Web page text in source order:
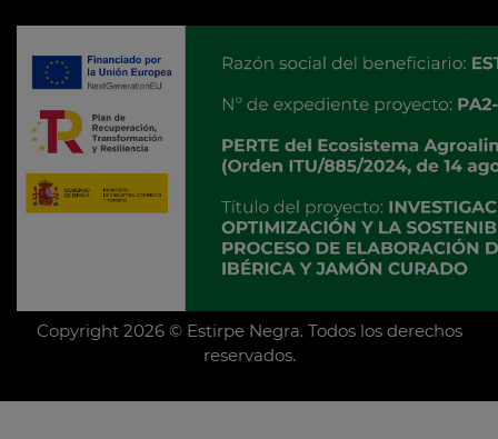
Copyright 2026 © Estirpe Negra. Todos los derechos
reservados.